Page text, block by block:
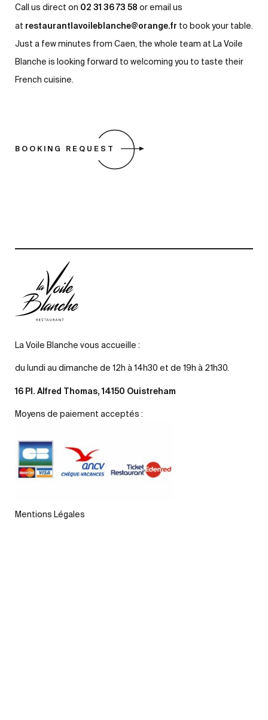
Call us direct on 02 31 36 73 58 or email us
at restaurantlavoileblanche@orange.fr to book your table.
Just a few minutes from Caen, the whole team at La Voile
Blanche is looking forward to welcoming you to taste their
French cuisine.
BOOKING REQUEST
La Voile Blanche vous accueille :
du lundi au dimanche de 12h à 14h30 et de 19h à 21h30.
16 Pl. Alfred Thomas, 14150 Ouistreham
Moyens de paiement acceptés :
Mentions Légales